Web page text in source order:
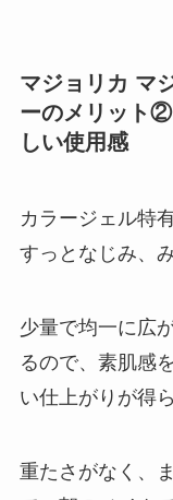
マジョリカ マ
ーのメリット②
しい使用感
カラージェル特
すっとなじみ、
少量で均一に広
るので、素肌感
い仕上がりが得
重たさがなく、